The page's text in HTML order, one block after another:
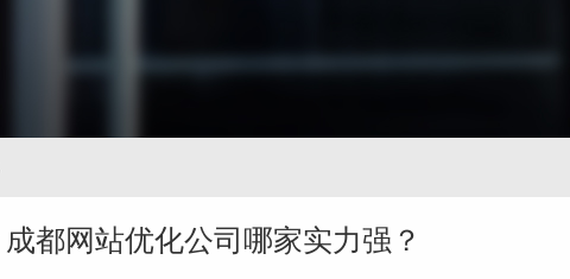
都网站优化公司哪家实力强？